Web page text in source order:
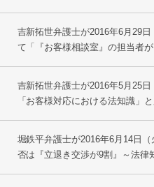
吉新拓世弁護士が2016年6月29
て「『お客様相談室』の担当者
吉新拓世弁護士が2016年5月25
「お客様対応における法知識」
堀鉄平弁護士が2016年6月14日
否は『立退き交渉が9割』～法